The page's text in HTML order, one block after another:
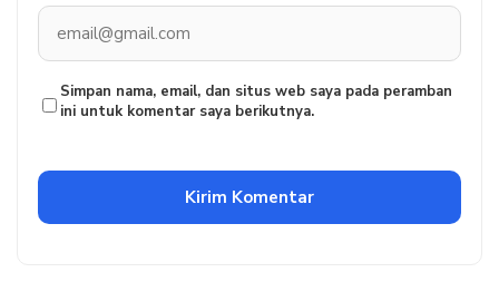
Simpan nama, email, dan situs web saya pada peramban
ini untuk komentar saya berikutnya.